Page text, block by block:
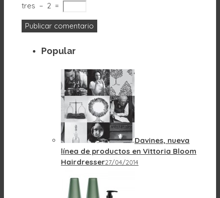
tres − 2 =
Popular
Davines, nueva
línea de productos en Vittoria Bloom
Hairdresser27/04/2014